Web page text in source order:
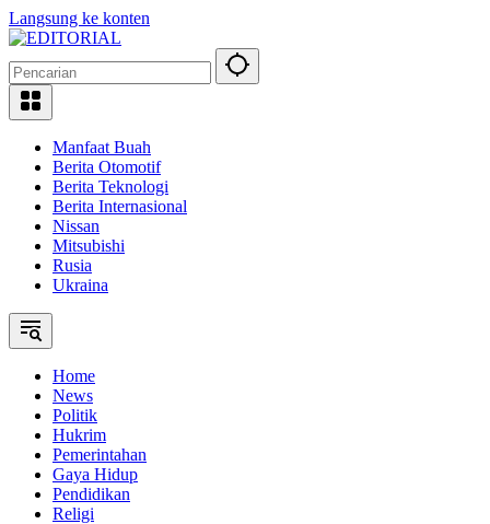
Langsung ke konten
Manfaat Buah
Berita Otomotif
Berita Teknologi
Berita Internasional
Nissan
Mitsubishi
Rusia
Ukraina
Home
News
Politik
Hukrim
Pemerintahan
Gaya Hidup
Pendidikan
Religi